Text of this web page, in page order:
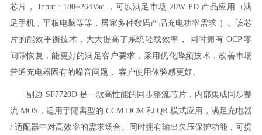
芯片， Input : 180~264Vac ，可以满足市场 20W PD 产品应用（满
足手机，平板电脑等等，居家多种数码产品充电功率需求 ）。该芯
片的能效平衡技术，大大提高了系统轻载效率， 同时拥有 OCP 零
间隙恢复，能更好的满足客户要求，采用优化降频技术，改善市场
普通充电器固有的噪音问题， 客户使用体验感更好。
副边 SF7720D 是一款高性能的同步整流芯片，内部集成同步整
流 MOS，适用于隔离型的 CCM DCM 和 QR 模式应用，满足充电器
/ 适配器中对高效率的需求场合。同时拥有输出欠压保护功能，可提